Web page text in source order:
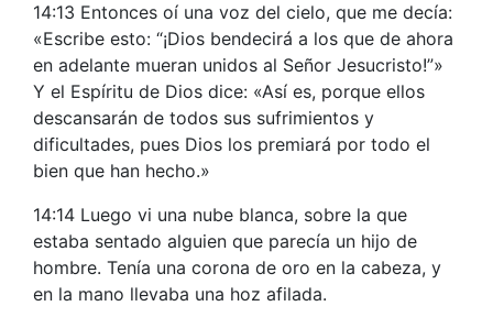
14:13 Entonces oí una voz del cielo, que me decía:
«Escribe esto: “¡Dios bendecirá a los que de ahora
en adelante mueran unidos al Señor Jesucristo!”»
Y el Espíritu de Dios dice: «Así es, porque ellos
descansarán de todos sus sufrimientos y
dificultades, pues Dios los premiará por todo el
bien que han hecho.»
14:14 Luego vi una nube blanca, sobre la que
estaba sentado alguien que parecía un hijo de
hombre. Tenía una corona de oro en la cabeza, y
en la mano llevaba una hoz afilada.